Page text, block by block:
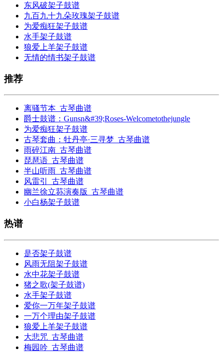
东风破架子鼓谱
九百九十九朵玫瑰架子鼓谱
为爱痴狂架子鼓谱
水手架子鼓谱
狼爱上羊架子鼓谱
无情的情书架子鼓谱
推荐
离骚节本_古琴曲谱
爵士鼓谱：Gunsn&#39;Roses-Welcometothejungle
为爱痴狂架子鼓谱
古琴套曲：牡丹亭·三寻梦_古琴曲谱
雨碎江南_古琴曲谱
琵琶语_古琴曲谱
半山听雨_古琴曲谱
风雷引_古琴曲谱
幽兰徐立荪演奏版_古琴曲谱
小白杨架子鼓谱
热谱
是否架子鼓谱
风雨无阻架子鼓谱
水中花架子鼓谱
猪之歌(架子鼓谱)
水手架子鼓谱
爱你一万年架子鼓谱
一万个理由架子鼓谱
狼爱上羊架子鼓谱
大悲咒_古琴曲谱
梅园吟_古琴曲谱